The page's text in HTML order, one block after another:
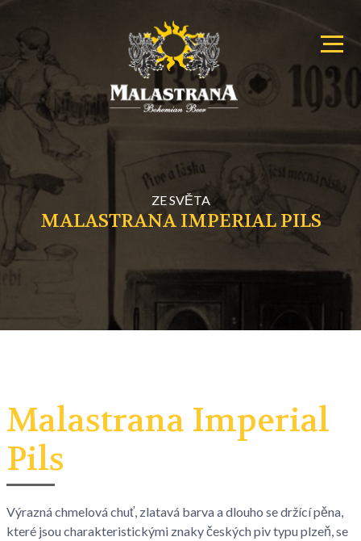
Primary
Menu
Bohemian
Beer
Menu
ZE SVĚTA
MALASTRANA IMPERIAL PILS
Malastrana Imperial
Pils
Výrazná chmelová chuť, zlatavá barva a dlouho se držící pěna,
které jsou charakteristickými znaky českých piv typu plzeň, se